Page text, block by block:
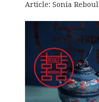
Article: Sonia Reboul